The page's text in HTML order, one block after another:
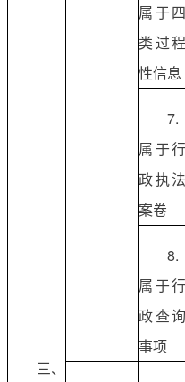
三、
属于四
类过程
性信息
7.
属于行
政执法
案卷
8.
属于行
政查询
事项